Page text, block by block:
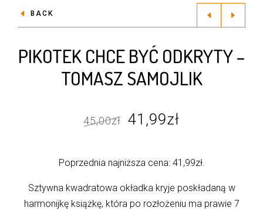
BACK
PIKOTEK CHCE BYĆ ODKRYTY –
TOMASZ SAMOJLIK
45,00zł
Pierwotna
wynosiła:
45,00zł.
41,99zł
wynosi:
41,99zł.
Poprzednia najniższa cena: 41,99zł.
Sztywna kwadratowa okładka kryje poskładaną w
harmonijkę książkę, która po rozłożeniu ma prawie 7